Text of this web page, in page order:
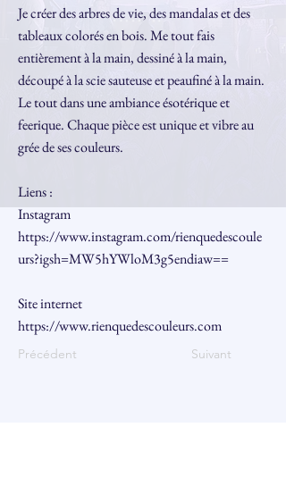
Je créer des arbres de vie, des mandalas et des
tableaux colorés en bois. Me tout fais
entièrement à la main, dessiné à la main,
découpé à la scie sauteuse et peaufiné à la main.
Le tout dans une ambiance ésotérique et
feerique. Chaque pièce est unique et vibre au
grée de ses couleurs.
Liens :
Instagram
https://www.instagram.com/rienquedescoule
urs?igsh=MW5hYWloM3g5endiaw==
Site internet
https://www.rienquedescouleurs.com
Précédent Suivant